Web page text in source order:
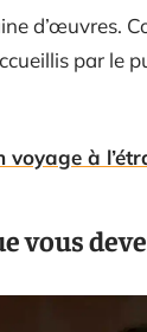
d’œuvres.
par le
voyage à
vous